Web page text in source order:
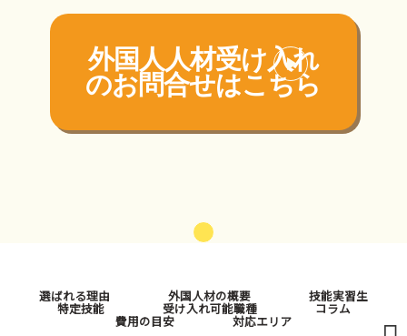
外国人人材受け入れ
のお問合せはこちら
選ばれる理由 外国人材の概要 技能実習生
特定技能 受け入れ可能職種 コラム
費用の目安 対応エリア